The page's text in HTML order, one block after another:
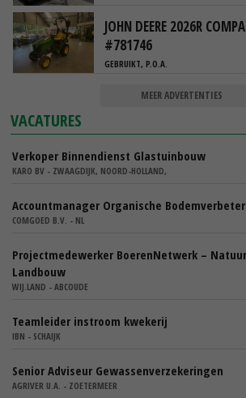
JOHN DEERE 2026R
#781746
GEBRUIKT, P.O.A.
MEER ADVERTENTIES
VACATURES
Verkoper Binnendienst Glastuinbouw
KARO BV - ZWAAGDIJK, NOORD-HOLLAND,
Accountmanager Organische
COMGOED B.V. - NL
Projectmedewerker BoerenNetwerk –
Landbouw
WIJ.LAND - ABCOUDE
Teamleider instroom kwekerij
IBN - SCHAIJK
Senior Adviseur Gewassenverzekeringen
AGRIVER U.A. - ZOETERMEER